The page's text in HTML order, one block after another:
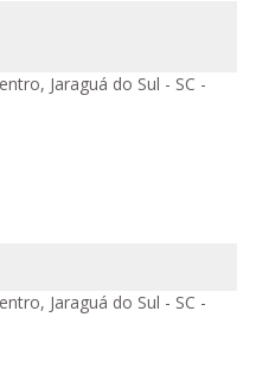
Jaraguá do Sul - SC -
Jaraguá do Sul - SC -